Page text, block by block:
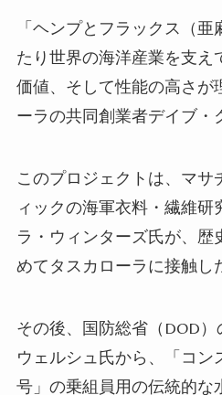
「ヘンプとフラックス（
たり世界の海洋産業を支え
価値、そして性能の高さが
ーラの共同創業者デイブ・
このプロジェクトは、マサ
ィックの海軍衣料・繊維研
ラ・ウィンターズ氏が、歴
めてタスカローラに接触し
その後、国防総省（DOD）
ウェルシュ氏から、「コン
号」の乗組員用の伝統的な